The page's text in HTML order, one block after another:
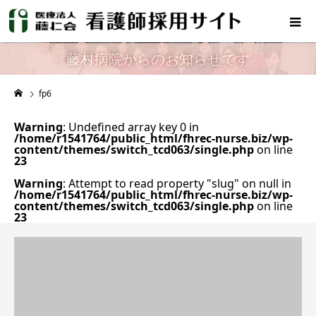
藤村病院からのお知らせです
fp6
Warning: Undefined array key 0 in
/home/r1541764/public_html/fhrec-nurse.biz/wp-
content/themes/switch_tcd063/single.phpon line
23
Warning: Attempt to read property "slug" on null in
/home/r1541764/public_html/fhrec-nurse.biz/wp-
content/themes/switch_tcd063/single.phpon line
23